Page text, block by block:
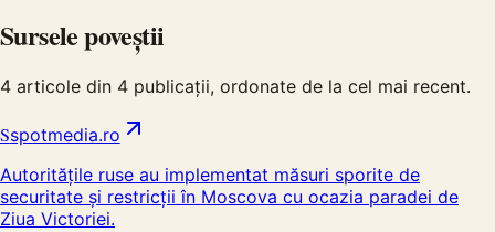
Sursele poveștii
4 articole din 4 publicații, ordonate de la cel mai recent.
Sspotmedia.ro
Autoritățile ruse au implementat măsuri sporite de
securitate și restricții în Moscova cu ocazia paradei de
Ziua Victoriei.